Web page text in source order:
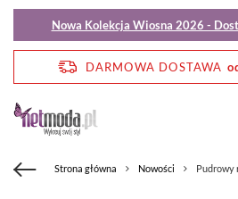
Nowa Kolekcja Wiosna 2026 -
DARMOWA DOSTAWA
Strona główna Nowości Pudrowy